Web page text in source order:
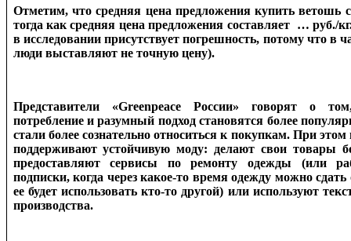
Отметим, что средняя цена предложения купить ветошь
тогда как средняя цена предложения составляет … руб./
в исследовании присутствует погрешность, потому что в
люди выставляют не точную цену).
Представители «Greenpeace России» говорят о
потребление и разумный подход становятся более
стали более сознательно относиться к покупкам. При этом
поддерживают устойчивую моду: делают свои товары
предоставляют сервисы по ремонту одежды (или
подписки, когда через какое-то время одежду можно
ее будет использовать кто-то другой) или используют
производства.